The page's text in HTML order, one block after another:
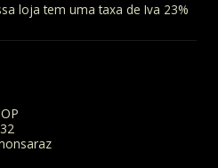
loja tem uma taxa de Iva 23%